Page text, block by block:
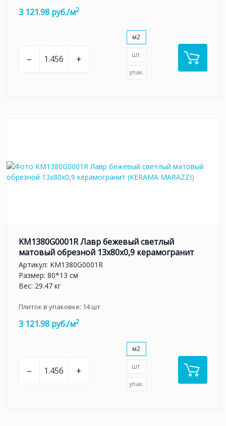
3 121.98 руб./м2
– +
м2
шт.
упак.
KM1380G0001R Лавр бежевый светлый
матовый обрезной 13x80x0,9 керамогранит
Артикул: KM1380G0001R
Размер: 80*13 см
Вес: 29.47 кг
Плиток в упаковке: 14шт
3 121.98 руб./м2
– +
м2
шт.
упак.